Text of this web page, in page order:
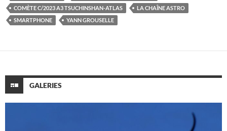
COMÈTE C/2023 A3 TSUCHINSHAN-ATLAS
LA CHAÎNE ASTRO
SMARTPHONE
YANN GROUSELLE
GALERIES